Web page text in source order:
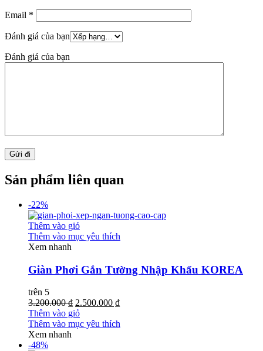
Email *
Đánh giá của bạn
Đánh giá của bạn
Sản phẩm liên quan
-22%
Thêm vào giỏ
Thêm vào mục yêu thích
Xem nhanh
Giàn Phơi Gắn Tường Nhập Khẩu KOREA
trên 5
3.200.000 ₫ 2.500.000 ₫
Thêm vào giỏ
Thêm vào mục yêu thích
Xem nhanh
-48%